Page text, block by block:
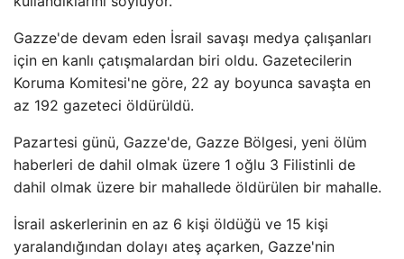
Gazze'de devam eden İsrail savaşı medya çalışanları
için en kanlı çatışmalardan biri oldu. Gazetecilerin
Koruma Komitesi'ne göre, 22 ay boyunca savaşta en
az 192 gazeteci öldürüldü.
Pazartesi günü, Gazze'de, Gazze Bölgesi, yeni ölüm
haberleri de dahil olmak üzere 1 oğlu 3 Filistinli de
dahil olmak üzere bir mahallede öldürülen bir mahalle.
İsrail askerlerinin en az 6 kişi öldüğü ve 15 kişi
yaralandığından dolayı ateş açarken, Gazze'nin